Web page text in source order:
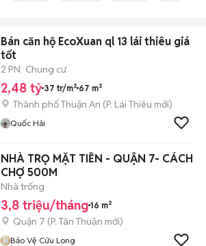
Bán căn hộ EcoXuan ql 13 lái thiêu giá
tốt
2 PN Chung cư
2,48 tỷ 37 tr/m² 67 m²
Thành phố Thuận An (P. Lái Thiêu mới)
Quốc Hải
NHÀ TRỌ MẶT TIỀN - QUẬN 7- CÁCH
CHỢ 500M
Nhà trống
3,8 triệu/tháng 16 m²
Quận 7 (P. Tân Thuận mới)
Bảo Vệ Cửu Long